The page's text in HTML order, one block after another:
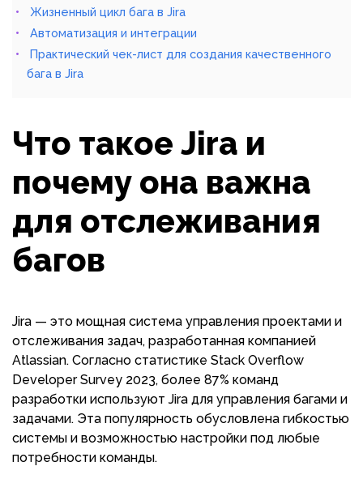
Жизненный цикл бага в Jira
Автоматизация и интеграции
Практический чек-лист для создания качественного
бага в Jira
Что такое Jira и
почему она важна
для отслеживания
багов
Jira — это мощная система управления проектами и
отслеживания задач, разработанная компанией
Atlassian. Согласно статистике Stack Overflow
Developer Survey 2023, более 87% команд
разработки используют Jira для управления багами и
задачами. Эта популярность обусловлена гибкостью
системы и возможностью настройки под любые
потребности команды.